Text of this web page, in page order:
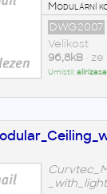
Modulární
DWG2007
Velikost
96,8kB•
Umístil: